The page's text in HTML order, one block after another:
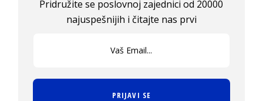
Pridružite se poslovnoj zajednici od 20000
najuspešnijih i čitajte nas prvi
PRIJAVI SE